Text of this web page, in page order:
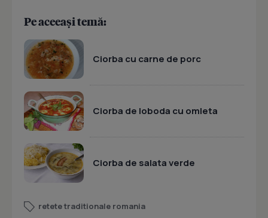
Pe aceeași temă:
Ciorba cu carne de porc
Ciorba de loboda cu omleta
Ciorba de salata verde
retete traditionale romania